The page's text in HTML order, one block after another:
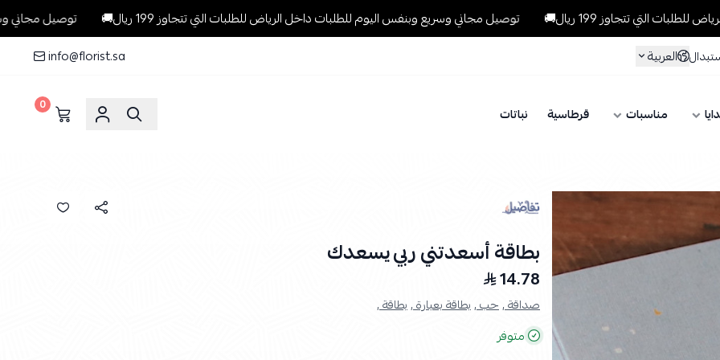
تتجاوز 199 ريال🚚 توصيل مجاني وسريع وبنفس اليوم للطلبات داخل الرياض للطلبات التي تتجاوز 199 ريال🚚 توصيل مجاني وسريع
العربية info@florist.sa
مناسبات قرطاسية نباتات 0
بطاقة أسعدتني ربي يسعدك
14.78
صداقة ,حب ,بطاقة بعبارة ,بطاقة ,
متوفر